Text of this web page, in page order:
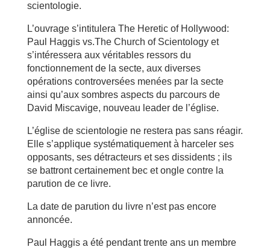
scientologie.
L’ouvrage s’intitulera The Heretic of Hollywood:
Paul Haggis vs.The Church of Scientology et
s’intéressera aux véritables ressors du
fonctionnement de la secte, aux diverses
opérations controversées menées par la secte
ainsi qu’aux sombres aspects du parcours de
David Miscavige, nouveau leader de l’église.
L’église de scientologie ne restera pas sans réagir.
Elle s’applique systématiquement à harceler ses
opposants, ses détracteurs et ses dissidents ; ils
se battront certainement bec et ongle contre la
parution de ce livre.
La date de parution du livre n’est pas encore
annoncée.
Paul Haggis a été pendant trente ans un membre